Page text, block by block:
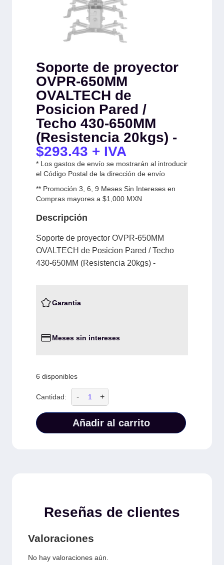
Soporte de proyector
OVPR-650MM
OVALTECH de
Posicion Pared /
Techo 430-650MM
(Resistencia 20kgs) -
$293.43 + IVA
* Los gastos de envío se mostrarán al introducir
el Código Postal de la dirección de envío
** Promoción 3, 6, 9 Meses Sin Intereses en
Compras mayores a $1,000 MXN
Descripción
Soporte de proyector OVPR-650MM
OVALTECH de Posicion Pared / Techo
430-650MM (Resistencia 20kgs) -
Garantia
Meses sin intereses
6 disponibles
Cantidad: - +
Añadir al carrito
Reseñas de clientes
Valoraciones
No hay valoraciones aún.